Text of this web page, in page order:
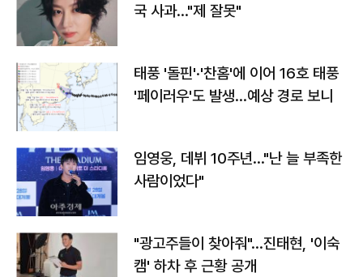
국 사과…"제 잘못"
태풍 '돌핀'·'찬홈'에 이어 16호 태풍
'페이러우'도 발생…예상 경로 보니
임영웅, 데뷔 10주년…"난 늘 부족한
사람이었다"
"광고주들이 찾아줘"…진태현, '이숙
캠' 하차 후 근황 공개